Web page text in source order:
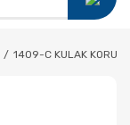
1409-C KULAK